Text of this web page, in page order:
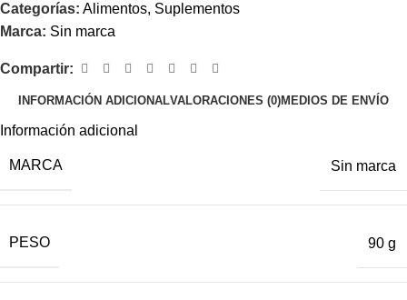
Categorías: Alimentos, Suplementos
Marca: Sin marca
Compartir:
INFORMACIÓN ADICIONALVALORACIONES (0)MEDIOS DE ENVÍO
Información adicional
MARCA Sin marca
PESO 90 g